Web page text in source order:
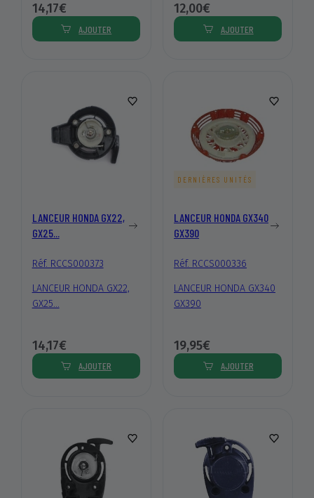
14,17€
AJOUTER
12,00€
AJOUTER
LANCEUR HONDA GX22,
GX25...
Réf. RCCS000373
LANCEUR HONDA GX22,
GX25...
14,17€
AJOUTER
DERNIÈRES UNITÉS
LANCEUR HONDA GX340
GX390
Réf. RCCS000336
LANCEUR HONDA GX340
GX390
19,95€
AJOUTER